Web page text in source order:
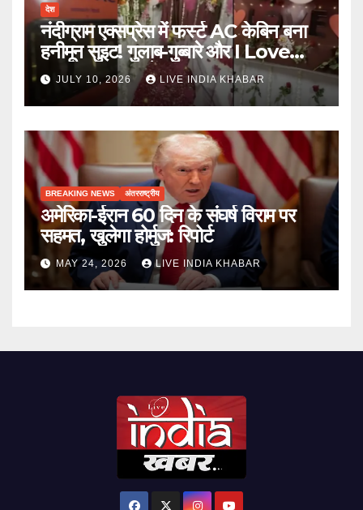
देश
नंदीग्राम एक्सप्रेस में फर्स्ट AC केबिन बना
हनीमून सुइट! गुलाब-गुब्बारे और I Love
You, TTE सस्पेंड
JULY 10, 2026 LIVE INDIA KHABAR
BREAKING NEWS अंतरराष्ट्रीय
अमेरिका-ईरान 60 दिन के संघर्ष विराम पर
सहमत, खुलेगा होर्मुज: रिपोर्ट
MAY 24, 2026 LIVE INDIA KHABAR